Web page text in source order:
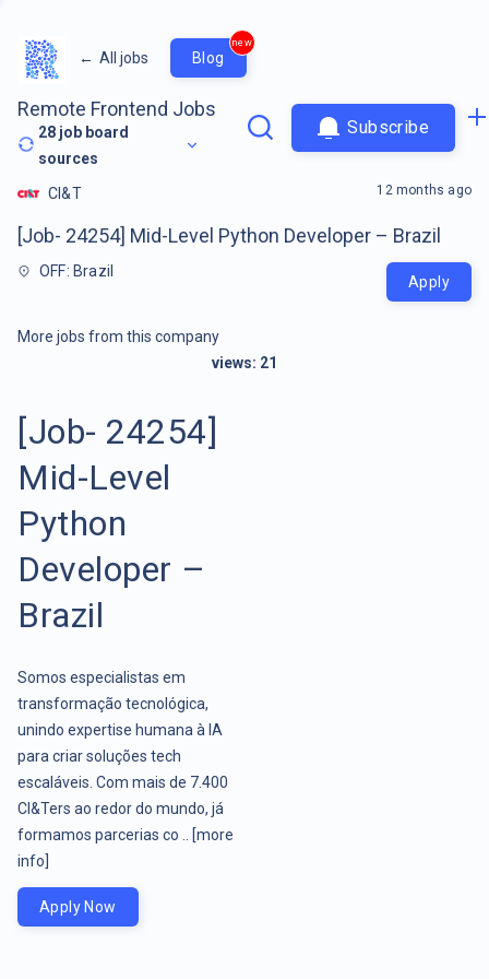
← All jobs Blog
new
Remote Frontend Jobs
28 job board
sources
Subscribe
CI&T
[Job- 24254] Mid-Level Python Developer – Brazil
OFF: Brazil
12 months ago
Apply
More jobs from this company
views: 21
[Job- 24254]
Mid-Level
Python
Developer –
Brazil
Somos especialistas em
transformação tecnológica,
unindo expertise humana à IA
para criar soluções tech
escaláveis. Com mais de 7.400
CI&Ters ao redor do mundo, já
formamos parcerias co ..
[more
info]
Apply Now